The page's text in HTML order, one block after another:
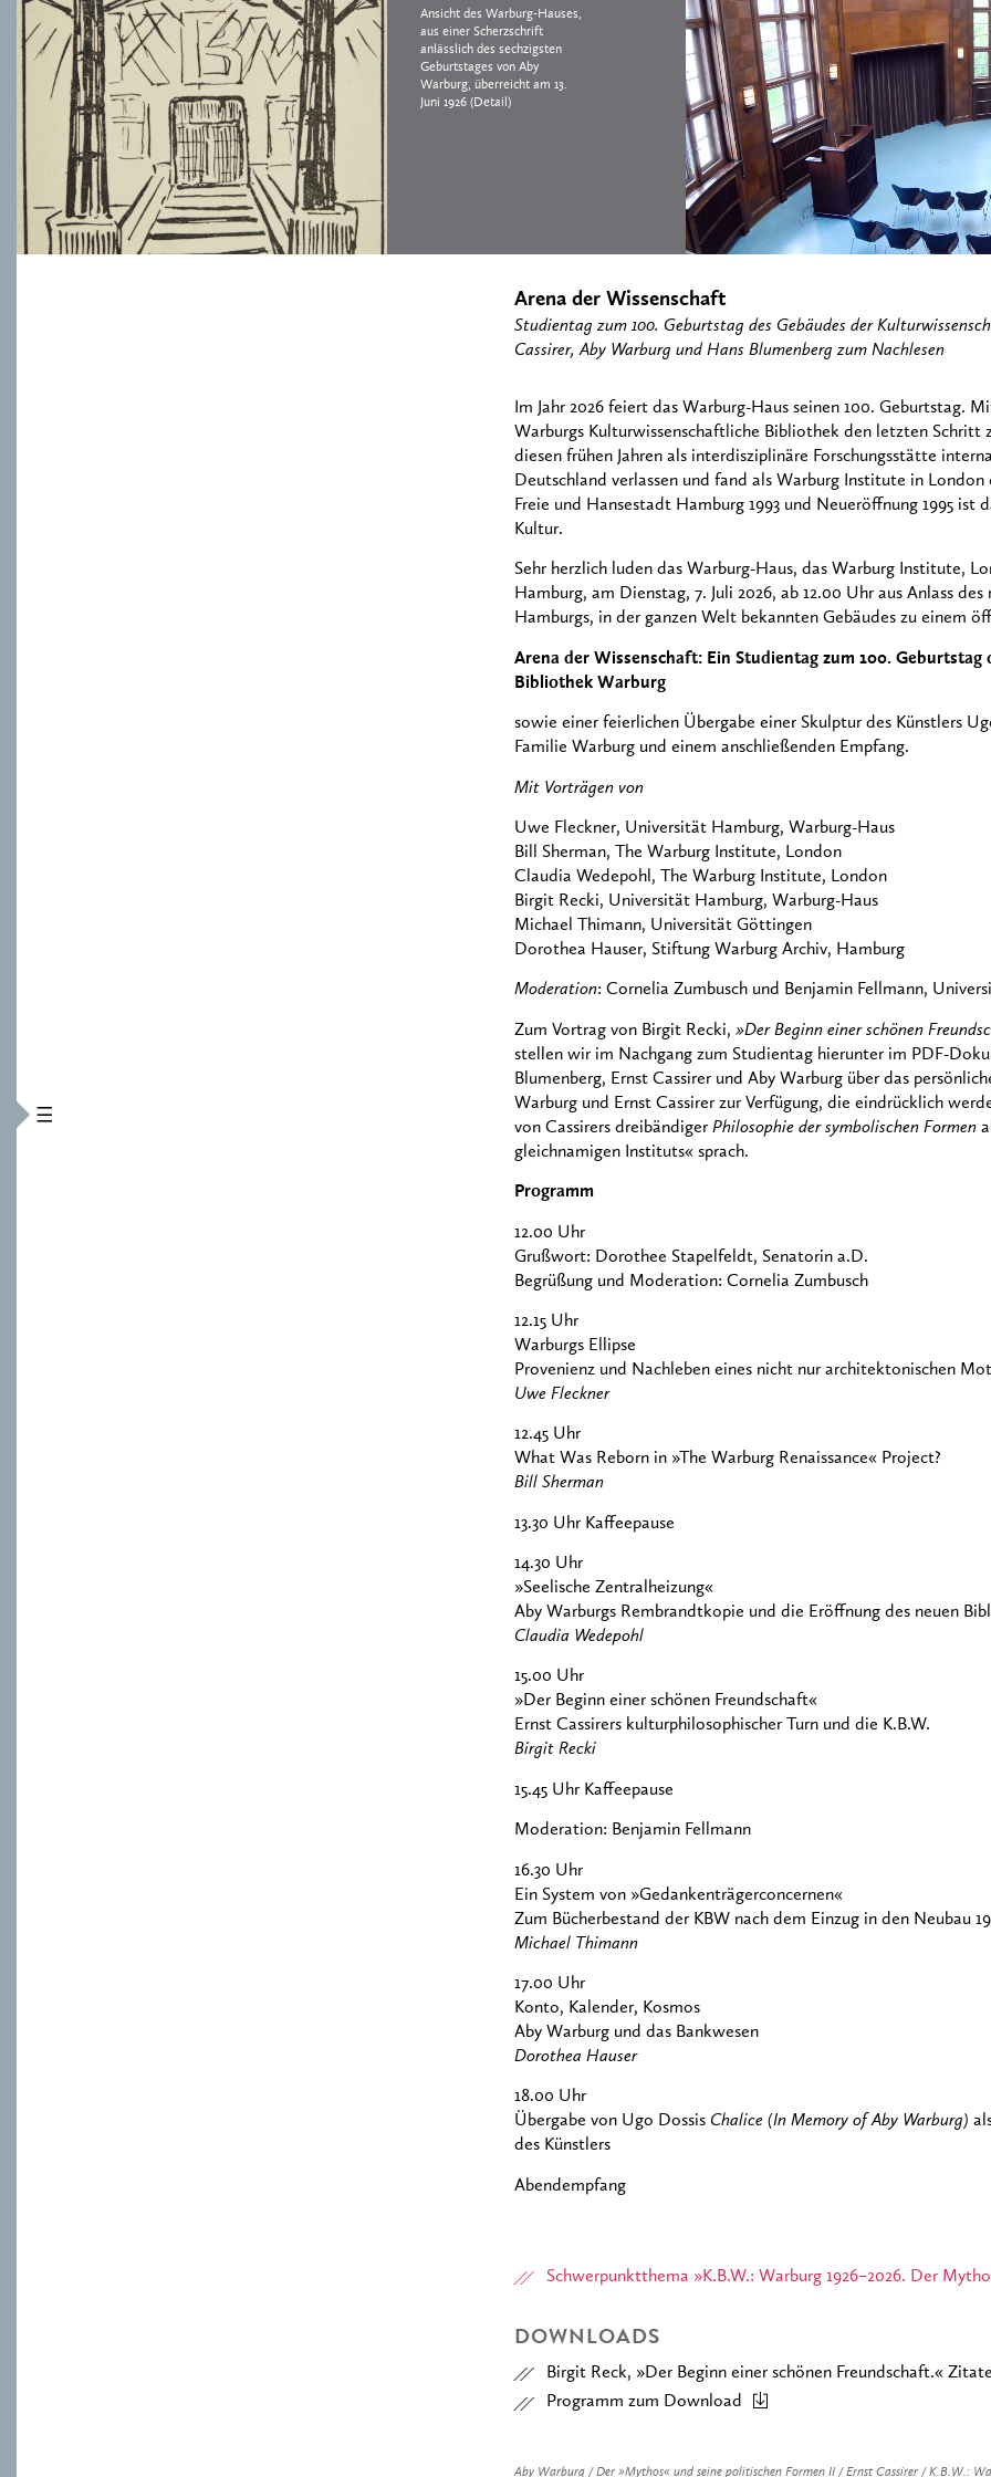
Ansicht des Warburg-Hauses,
aus einer Scherzschrift
anlässlich des sechzigsten
Geburtstages von Aby
Warburg, überreicht am 13.
Juni 1926 (Detail)
Arena der Wissenschaft
Studientag zum 100. Geburtstag des Gebäudes der
Cassirer, Aby Warburg und Hans Blumenberg zum Nachlesen
Im Jahr 2026 feiert das Warburg-Haus seinen 100. Geburtstag.
Warburgs Kulturwissenschaftliche Bibliothek den letzten
diesen frühen Jahren als interdisziplinäre Forschungsstätte
Deutschland verlassen und fand als Warburg Institute in
Freie und Hansestadt Hamburg 1993 und Neueröffnung 1995 ist
Kultur.
Sehr herzlich luden das Warburg-Haus, das Warburg Institute,
Hamburg, am Dienstag, 7. Juli 2026, ab 12.00 Uhr aus Anlass
Hamburgs, in der ganzen Welt bekannten Gebäudes zu einem
Arena der Wissenschaft: Ein Studientag zum 100.
Bibliothek Warburg
sowie einer feierlichen Übergabe einer Skulptur des Künstlers
Familie Warburg und einem anschließenden Empfang.
Mit Vorträgen von
Uwe Fleckner, Universität Hamburg, Warburg-Haus
Bill Sherman, The Warburg Institute, London
Claudia Wedepohl, The Warburg Institute, London
Birgit Recki, Universität Hamburg, Warburg-Haus
Michael Thimann, Universität Göttingen
Dorothea Hauser, Stiftung Warburg Archiv, Hamburg
Moderation: Cornelia Zumbusch und Benjamin Fellmann,
Zum Vortrag von Birgit Recki, »Der Beginn einer schönen
stellen wir im Nachgang zum Studientag hierunter im PDF-
Blumenberg, Ernst Cassirer und Aby Warburg über das
Warburg und Ernst Cassirer zur Verfügung, die eindrücklich
von Cassirers dreibändiger Philosophie der symbolischen Formen
gleichnamigen Instituts« sprach.
Programm
12.00 Uhr
Grußwort: Dorothee Stapelfeldt, Senatorin a.D.
Begrüßung und Moderation: Cornelia Zumbusch
12.15 Uhr
Warburgs Ellipse
Provenienz und Nachleben eines nicht nur architektonischen
Uwe Fleckner
12.45 Uhr
What Was Reborn in »The Warburg Renaissance« Project?
Bill Sherman
13.30 Uhr Kaffeepause
14.30 Uhr
»Seelische Zentralheizung«
Aby Warburgs Rembrandtkopie und die Eröffnung des neuen
Claudia Wedepohl
15.00 Uhr
»Der Beginn einer schönen Freundschaft«
Ernst Cassirers kulturphilosophischer Turn und die K.B.W.
Birgit Recki
15.45 Uhr Kaffeepause
Moderation: Benjamin Fellmann
16.30 Uhr
Ein System von »Gedankenträgerconcernen«
Zum Bücherbestand der KBW nach dem Einzug in den Neubau
Michael Thimann
17.00 Uhr
Konto, Kalender, Kosmos
Aby Warburg und das Bankwesen
Dorothea Hauser
18.00 Uhr
Übergabe von Ugo Dossis Chalice (In Memory of Aby Warburg)
des Künstlers
Abendempfang
Schwerpunktthema »K.B.W.: Warburg 1926–2026. Der
DOWNLOADS
Birgit Reck, »Der Beginn einer schönen Freundschaft.«
Programm zum Download
Aby Warburg / Der »Mythos« und seine politischen Formen II / Ernst Cassirer / K.B.W.: